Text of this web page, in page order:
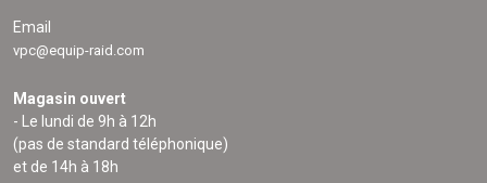
Email
vpc@equip-raid.com
Magasin ouvert
- Le lundi de 9h à 12h
(pas de standard téléphonique)
et de 14h à 18h